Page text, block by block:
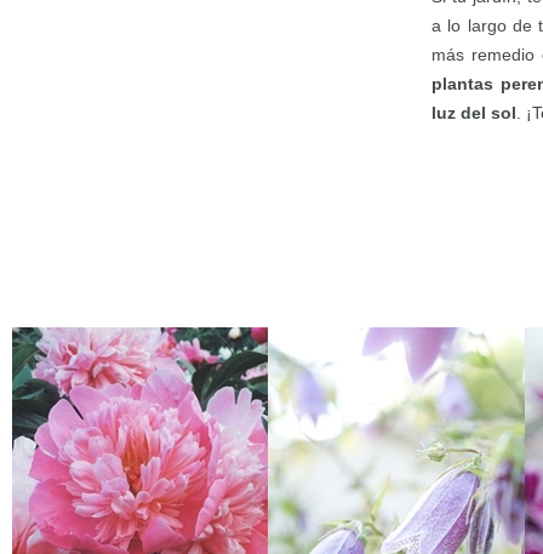
a lo largo de
más remedio
plantas
luz del sol .